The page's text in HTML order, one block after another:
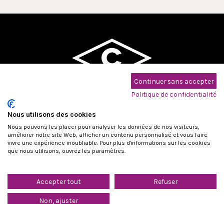
Maison Cridel - Pompes Funèbres
Déclaration de confidentialité
Continuer sans accepter
Politique de confidentialité
Nous utilisons des cookies
Nous pouvons les placer pour analyser les données de nos visiteurs,
améliorer notre site Web, afficher un contenu personnalisé et vous faire
vivre une expérience inoubliable. Pour plus d'informations sur les cookies
que nous utilisons, ouvrez les paramètres.
Accepter tout Refuser
Non, ajuster